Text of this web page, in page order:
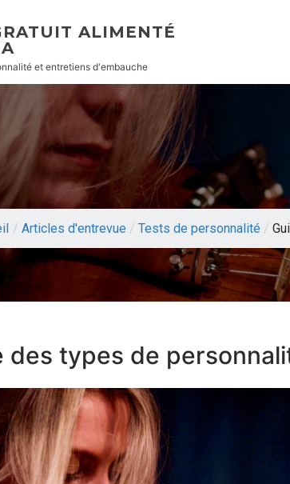
ALIMENTÉ
et entretiens d'embauche
/ Articles d'entrevue / Tests de personnalité /
des types de